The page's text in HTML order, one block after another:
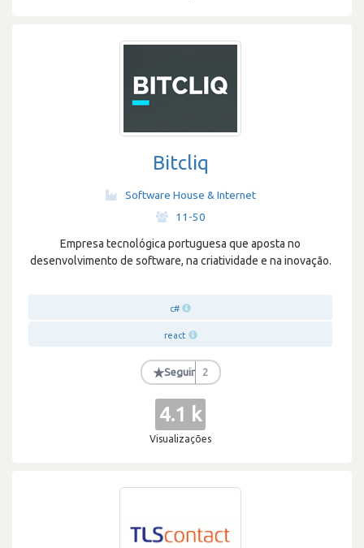
Bitcliq
Software House & Internet
11-50
Empresa tecnológica portuguesa que aposta no
desenvolvimento de software, na criatividade e na inovação.
c#
react
★Seguir 2
4.1 k
Visualizações